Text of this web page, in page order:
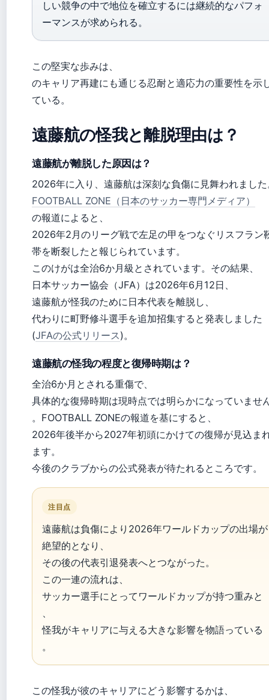
しい競争の中で地位を確立するには継続的なパフォ
ーマンスが求められる。
この堅実な歩みは、
のキャリア再建にも通じる忍耐と適応力の重要性を示
ている。
遠藤航の怪我と離脱理由は？
遠藤航が離脱した原因は？
2026年に入り、遠藤航は深刻な負傷に見舞われまし
FOOTBALL ZONE（日本のサッカー専門メディア）
の報道によると、
2026年2月のリーグ戦で左足の甲をつなぐリスフラン
帯を断裂したと報じられています。
このけがは全治6か月級とされています。その結果、
日本サッカー協会（JFA）は2026年6月12日、
遠藤航が怪我のために日本代表を離脱し、
代わりに町野修斗選手を追加招集すると発表しました
(JFAの公式リリース )。
遠藤航の怪我の程度と復帰時期は？
全治6か月とされる重傷で、
具体的な復帰時期は現時点では明らかになっていませ
。FOOTBALL ZONEの報道を基にすると、
2026年後半から2027年初頭にかけての復帰が見込ま
ます。
今後のクラブからの公式発表が待たれるところです。
注目点
遠藤航は負傷により2026年ワールドカップの出場が
絶望的となり、
その後の代表引退発表へとつながった。
この一連の流れは、
サッカー選手にとってワールドカップが持つ重みと
怪我がキャリアに与える大きな影響を物語っている
。
この怪我が彼のキャリアにどう影響するかは、